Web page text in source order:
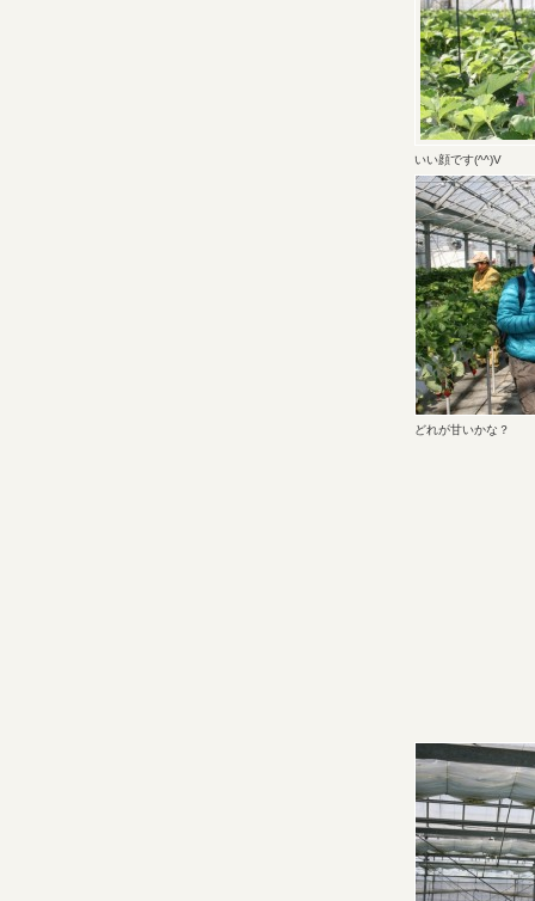
いい顔です(^^)V
どれが甘いかな？